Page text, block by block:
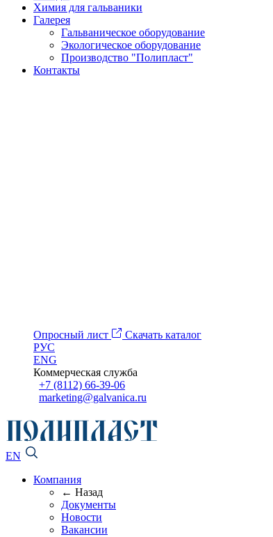
Химия для гальваники
Галерея
Гальваническое оборудование
Экологическое оборудование
Производство "Полипласт"
Контакты
Опросный лист
Скачать каталог
РУС
ENG
Коммерческая служба
+7 (8112) 66-39-06
marketing@galvanica.ru
EN
Компания
← Назад
Документы
Новости
Вакансии